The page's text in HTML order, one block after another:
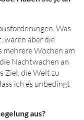
Was
waren aber die
mehrere Wochen am
Nachtwachen an
Ziel, die Welt zu
ich es unbedingt
aus?